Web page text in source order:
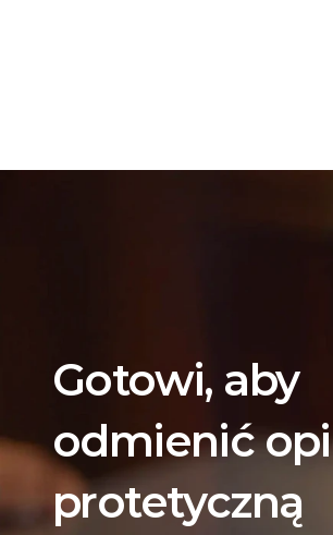
Gotowi, aby
odmienić
protetyczną